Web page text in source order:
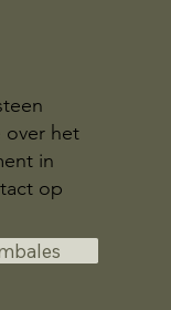
over het
in
op